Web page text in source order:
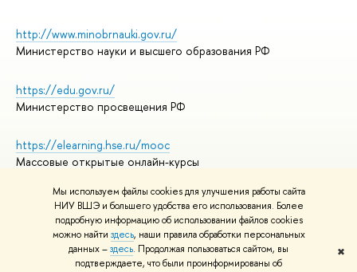
Мы используем файлы cookies для улучшения работы сайта
НИУ ВШЭ и большего удобства его использования. Более
подробную информацию об использовании файлов cookies
можно найти здесь, наши правила обработки персональных
данных –здесь. Продолжая пользоваться сайтом, вы
подтверждаете, что были проинформированы об
✖
http://www.minobrnauki.gov.ru/
Министерство науки и высшего образования РФ
https://edu.gov.ru/
Министерство просвещения РФ
https://elearning.hse.ru/mooc
Массовые открытые онлайн-курсы
© НИУ ВШЭ 1993–2026
Адреса и контакты
Условия использования материалов
Политика конфиденциальности